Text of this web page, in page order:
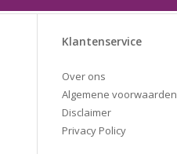
Klantenservice
Over ons
Algemene voorwaarden
Disclaimer
Privacy Policy